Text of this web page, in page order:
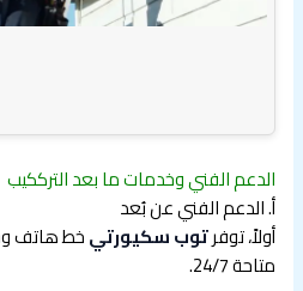
الدعم الفني وخدمات ما بعد الترككيب
أ. الدعم الفني عن بُعد
أولاً، توفرتوب سكيورتيخط هاتف
متاحة 24/7.